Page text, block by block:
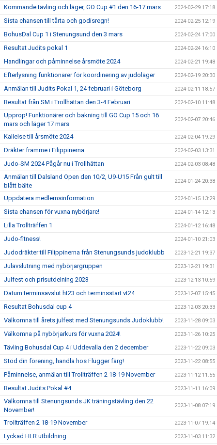
Kommande tävling och läger, GO Cup #1 den 16-17 mars 2024-02-29 17:18
Sista chansen till tårta och godisregn! 2024-02-25 12:19
BohusDal Cup 1 i Stenungsund den 3 mars 2024-02-24 17:00
Resultat Judits pokal 1 2024-02-24 16:10
Handlingar och påminnelse årsmöte 2024 2024-02-21 19:48
Efterlysning funktionärer för koordinering av judoläger 2024-02-19 20:30
Anmälan till Judits Pokal 1, 24 februari i Göteborg 2024-02-11 18:57
Resultat från SM i Trollhättan den 3-4 Februari 2024-02-10 11:48
Upprop! Funktionärer och bakning till GO Cup 15 och 16
mars och läger 17 mars
2024-02-07 20:46
Kallelse till årsmöte 2024 2024-02-04 19:29
Dräkter framme i Filippinerna 2024-02-03 13:31
Judo-SM 2024 Pågår nu i Trollhättan 2024-02-03 08:48
Anmälan till Dalsland Open den 10/2, U9-U15 Från gult till
blått bälte
2024-01-24 20:38
Uppdatera medlemsinformation 2024-01-15 13:29
Sista chansen för vuxna nybörjare! 2024-01-14 12:13
Lilla Trollträffen 1 2024-01-12 16:48
Judo-fitness! 2024-01-10 21:03
Judodräkter till Filippinerna från Stenungsunds judoklubb 2023-12-21 19:37
Julavslutning med nybörjargruppen 2023-12-21 19:31
Julfest och prisutdelning 2023 2023-12-13 10:59
Datum terminsavslut ht23 och terminsstart vt24 2023-12-07 15:45
Resultat Bohusdal cup 4 2023-12-03 20:33
Välkomna till årets julfest med Stenungsunds Judoklubb! 2023-11-28 09:03
Välkomna på nybörjarkurs för vuxna 2024! 2023-11-26 10:25
Tävling Bohusdal Cup 4 i Uddevalla den 2 december 2023-11-22 09:03
Stöd din förening, handla hos Flügger färg! 2023-11-22 08:55
Påminnelse, anmälan till Trollträffen 2 18-19 November 2023-11-12 11:55
Resultat Judits Pokal #4 2023-11-11 16:09
Välkomna till Stenungsunds JK träningstävling den 22
November!
2023-11-08 07:19
Trollträffen 2 18-19 November 2023-11-07 19:14
Lyckad HLR utbildning 2023-11-03 11:32